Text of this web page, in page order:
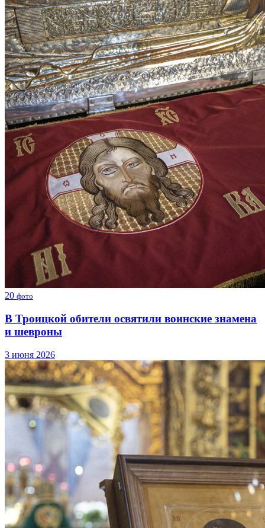
20 фото
В Троицкой обители освятили воинские знамена
и шевроны
3 июня 2026